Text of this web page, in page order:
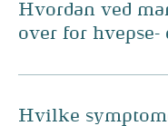
Hvordan ved
over for
Hvilke